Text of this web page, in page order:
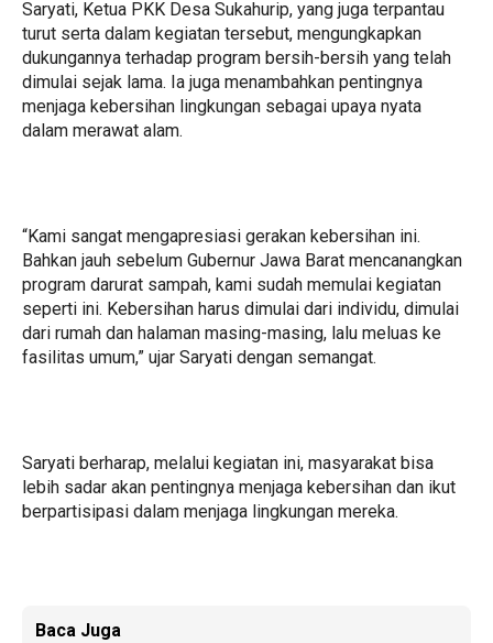
Saryati, Ketua PKK Desa Sukahurip, yang juga terpantau
turut serta dalam kegiatan tersebut, mengungkapkan
dukungannya terhadap program bersih-bersih yang telah
dimulai sejak lama. Ia juga menambahkan pentingnya
menjaga kebersihan lingkungan sebagai upaya nyata
dalam merawat alam.
“Kami sangat mengapresiasi gerakan kebersihan ini.
Bahkan jauh sebelum Gubernur Jawa Barat mencanangkan
program darurat sampah, kami sudah memulai kegiatan
seperti ini. Kebersihan harus dimulai dari individu, dimulai
dari rumah dan halaman masing-masing, lalu meluas ke
fasilitas umum,” ujar Saryati dengan semangat.
Saryati berharap, melalui kegiatan ini, masyarakat bisa
lebih sadar akan pentingnya menjaga kebersihan dan ikut
berpartisipasi dalam menjaga lingkungan mereka.
Baca Juga